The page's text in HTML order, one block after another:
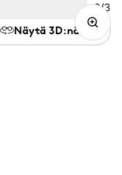
Näytä 3D:nä
Kuva
2/3
3